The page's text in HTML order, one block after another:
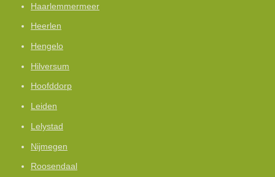
Haarlemmermeer
Heerlen
Hengelo
Hilversum
Hoofddorp
Leiden
Lelystad
Nijmegen
Roosendaal